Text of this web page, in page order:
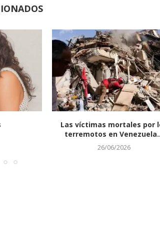
Las víctimas mortales por
terremotos en
26/06/2026